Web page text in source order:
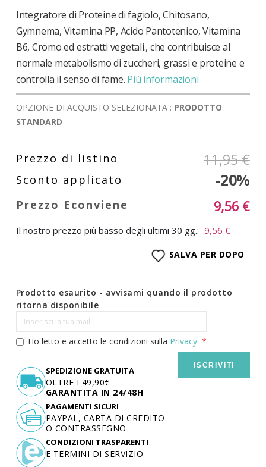
galleria
di
immagini
Integratore di Proteine di fagiolo, Chitosano,
Gymnema, Vitamina PP, Acido Pantotenico, Vitamina
B6, Cromo ed estratti vegetali., che contribuisce al
normale metabolismo di zuccheri, grassi e proteine e
controlla il senso di fame. Più informazioni
OPZIONE DI ACQUISTO SELEZIONATA : PRODOTTO
STANDARD
11,95 €
-20%
9,56 €
Il nostro prezzo più basso degli ultimi 30 gg.: 9,56 €
SALVA PER DOPO
Prodotto esaurito - avvisami quando il prodotto
ritorna disponibile
Ho letto e accetto le condizioni sulla Privacy
ISCRIVITI
SPEDIZIONE GRATUITA
OLTRE I 49,90€
GARANTITA IN 24/48H
PAGAMENTI SICURI
PAYPAL, CARTA DI CREDITO
O CONTRASSEGNO
CONDIZIONI TRASPARENTI
E TERMINI DI SERVIZIO